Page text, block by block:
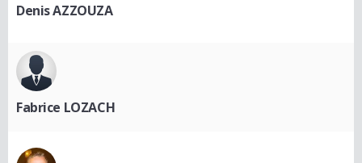
Denis AZZOUZA
Fabrice LOZACH